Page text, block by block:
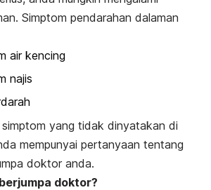
Simptom pendarahan dalaman
air kencing
najis
yang tidak dinyatakan di
mempunyai pertanyaan tentang
doktor anda.
doktor?